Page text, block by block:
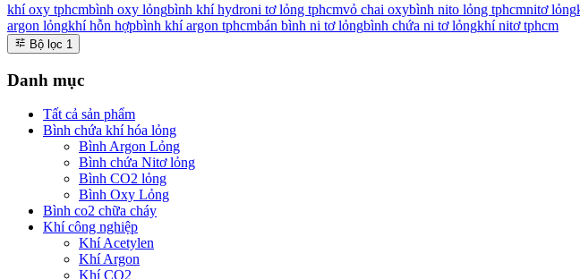
khí oxy tphcmbình oxy lỏngbình khí hydroni tơ lỏng tphcmvỏ chai oxybình nito lỏng tphcmnitơ lỏng
argon lỏngkhí hỗn hợpbình khí argon tphcmbán bình ni tơ lỏngbình chứa ni tơ lỏngkhí nitơ tphcm
Bộ lọc 1
Danh mục
Tất cả sản phẩm
Bình chứa khí hóa lỏng
Bình Argon Lỏng
Bình chứa Nitơ lỏng
Bình CO2 lỏng
Bình Oxy Lỏng
Bình co2 chữa cháy
Khí công nghiệp
Khí Acetylen
Khí Argon
Khí CO2